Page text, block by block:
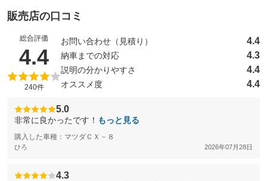
販売店の口コミ
総合評価
4.4（5点満点中）
240件
お問い合わせ（見積り） 4.4
納車までの対応 4.3
説明の分かりやすさ 4.4
オススメ度 4.4
5.0
非常に良かったです！ もっと見る
購入した車種：マツダＣＸ－８
ひろ 2026年07月28日
4.3